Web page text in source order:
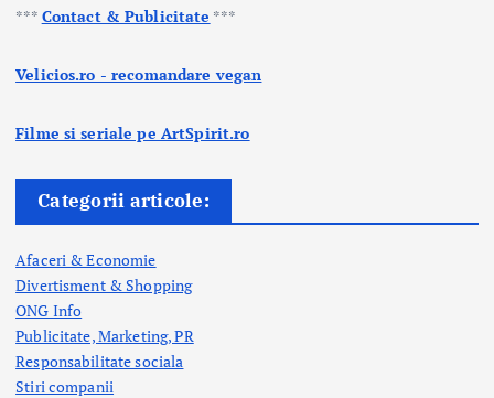
*** Contact & Publicitate ***
Velicios.ro - recomandare vegan
Filme si seriale pe ArtSpirit.ro
Categorii articole:
Afaceri & Economie
Divertisment & Shopping
ONG Info
Publicitate, Marketing, PR
Responsabilitate sociala
Stiri companii